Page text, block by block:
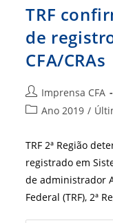
TRF
de
CFA/CRAs
Autor
do
Imprensa CFA
Categoria
Ano 2019 /
TRF 2ª Região
registrado em
de administrador
Federal (TRF), 2ª